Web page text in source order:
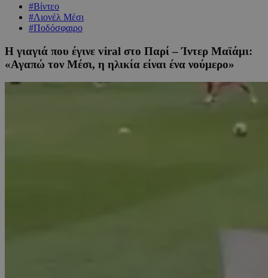
#Βίντεο
#Λιονέλ Μέσι
#Ποδόσφαιρο
Η γιαγιά που έγινε viral στο Παρί – Ίντερ Μαϊάμι:
«Αγαπώ τον Μέσι, η ηλικία είναι ένα νούμερο»